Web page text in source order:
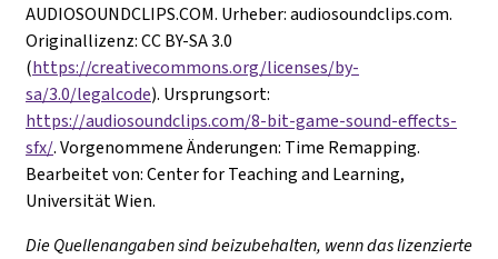
AUDIOSOUNDCLIPS.COM. Urheber: audiosoundclips.com.
Originallizenz: CC BY-SA 3.0
(https://creativecommons.org/licenses/by-
sa/3.0/legalcode). Ursprungsort:
https://audiosoundclips.com/8-bit-game-sound-effects-
sfx/. Vorgenommene Änderungen: Time Remapping.
Bearbeitet von: Center for Teaching and Learning,
Universität Wien.
Die Quellenangaben sind beizubehalten, wenn das lizenzierte